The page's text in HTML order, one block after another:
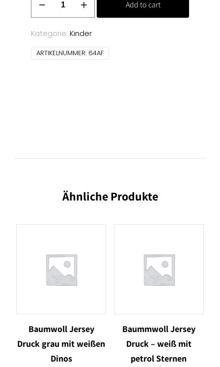
Druck
-
Dschungeltiere
Menge
Add to cart
Kategorie: Kinder
ARTIKELNUMMER: 64AF
Ähnliche Produkte
Baumwoll Jersey
Druck grau mit weißen
Dinos
Baummwoll Jersey
Druck – weiß mit
petrol Sternen